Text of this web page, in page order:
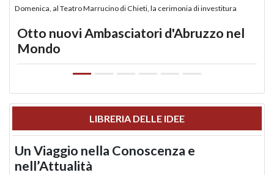
Domenica, al Teatro Marrucino di Chieti, la cerimonia di investitura
Otto nuovi Ambasciatori d'Abruzzo nel
Mondo
LIBRERIA DELLE IDEE
Un Viaggio nella Conoscenza e
nell’Attualità